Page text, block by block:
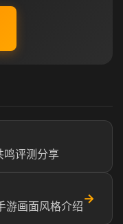
鸣评测分享
游画面风格介绍
→